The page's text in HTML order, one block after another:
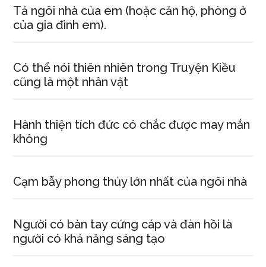
Tả ngôi nhà của em (hoặc căn hộ, phòng ở
của gia đình em).
Có thể nói thiên nhiên trong Truyện Kiều
cũng là một nhân vật
Hành thiện tích đức có chắc được may mắn
không
Cạm bẫy phong thủy lớn nhất của ngôi nhà
Người có bàn tay cứng cáp và đàn hồi là
người có khả năng sáng tạo